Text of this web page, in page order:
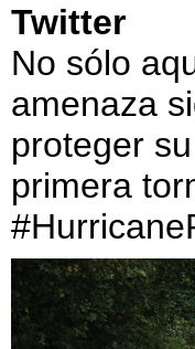
Twitter
No sólo
amenaza
proteger
primera